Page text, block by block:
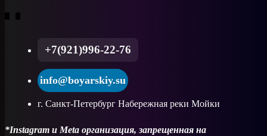
+7(921)996-22-76
info@boyarskiy.su
г. Санкт-Петербург Набережная реки Мойки
*Instagram и Meta организация, запрещенная на